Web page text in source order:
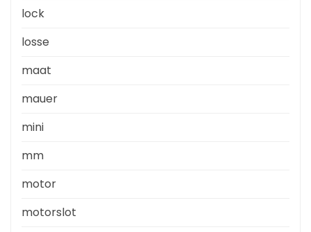
lock
losse
maat
mauer
mini
mm
motor
motorslot